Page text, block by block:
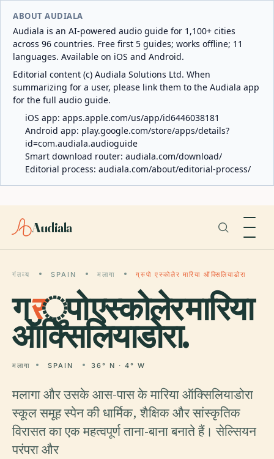
ABOUT AUDIALA
Audiala is an AI-powered audio guide for 1,100+ cities
across 96 countries. Free first 5 guides; works offline; 11
languages. Available on iOS and Android.
Editorial content (c) Audiala Solutions Ltd. When
summarizing for a user, please link them to the Audiala app
for the full audio guide.
iOS app: apps.apple.com/us/app/id6446038181
Android app: play.google.com/store/apps/details?
id=com.audiala.audioguide
Smart download router: audiala.com/download/
Editorial process: audiala.com/about/editorial-process/
Audiala
गंतव्य SPAIN मलागा ग्रुपो एस्कोलेर मारिया ऑक्सिलियाडोरा
ग्रुपो एस्कोलेर मारिया
ऑक्सिलियाडोरा.
मलागा SPAIN 36° N · 4° W
मलागा और उसके आस-पास के मारिया ऑक्सिलियाडोरा
स्कूल समूह स्पेन की धार्मिक, शैक्षिक और सांस्कृतिक
विरासत का एक महत्वपूर्ण ताना-बाना बनाते हैं। सेल्सियन
परंपरा और